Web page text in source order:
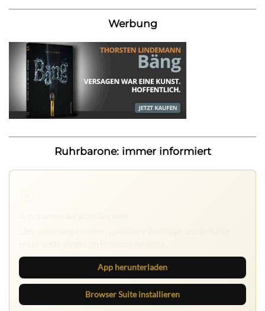
Werbung
Ruhrbarone: immer informiert
App herunterladen
Browser Suite installieren